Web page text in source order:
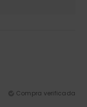
Compra verificada